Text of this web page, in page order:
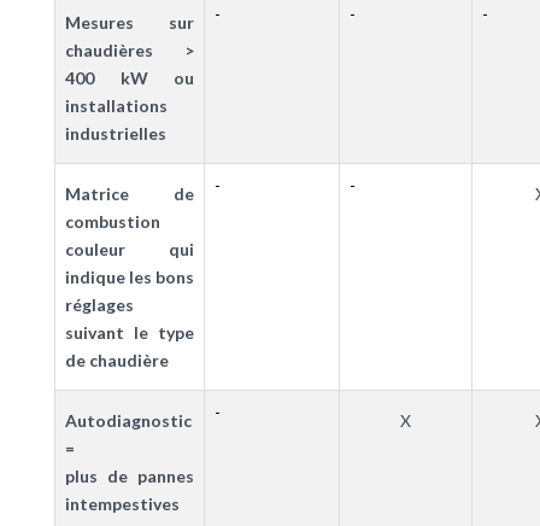
Mesures sur
chaudières >
400 kW ou
installations
industrielles
- - -
Matrice de
combustion
couleur qui
indique les bons
réglages
suivant le type
de chaudière
- -
Autodiagnostic
=
plus de pannes
intempestives
- X